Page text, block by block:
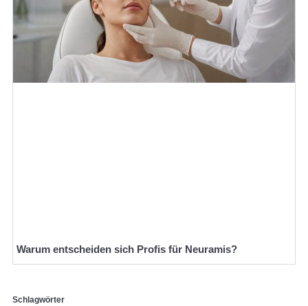
Warum entscheiden sich Profis für Neuramis?
Schlagwörter